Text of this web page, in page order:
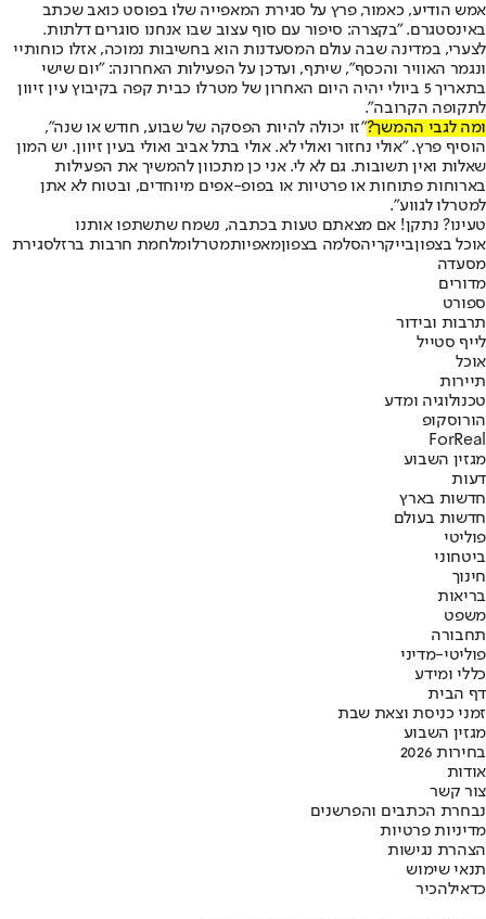
אמש הודיע, כאמור, פרץ על סגירת המאפייה שלו בפוסט כואב שכתב
באינסטגרם. "בקצרה: סיפור עם סוף עצוב שבו אנחנו סוגרים דלתות.
לצערי, במדינה שבה עולם המסעדנות הוא בחשיבות נמוכה, אזלו כוחותיי
ונגמר האוויר והכסף", שיתף, ועדכן על הפעילות האחרונה: "יום שישי
בתאריך 5 ביולי יהיה היום האחרון של מטרלו כבית קפה בקיבוץ עין זיוון
לתקופה הקרובה".
ומה לגבי ההמשך?"זו יכולה להיות הפסקה של שבוע, חודש או שנה",
הוסיף פרץ. "אולי נחזור ואולי לא. אולי בתל אביב ואולי בעין זיוון. יש המון
שאלות ואין תשובות. גם לא לי. אני כן מתכוון להמשיך את הפעילות
בארוחות פתוחות או פרטיות או בפופ-אפים מיוחדים, ובטוח לא אתן
למטרלו לגווע".
טעינו? נתקן! אם מצאתם טעות בכתבה, נשמח שתשתפו אותנו
אוכל בצפוןבייקריהסלמה בצפוןמאפיותמטרלומלחמת חרבות ברזלסגירת
מסעדה
מדורים
ספורט
תרבות ובידור
לייף סטייל
אוכל
תיירות
טכנולוגיה ומדע
הורוסקופ
ForReal
מגזין השבוע
דעות
חדשות בארץ
חדשות בעולם
פוליטי
ביטחוני
חינוך
בריאות
משפט
תחבורה
פוליטי-מדיני
כללי ומידע
דף הבית
זמני כניסת וצאת שבת
מגזין השבוע
בחירות 2026
אודות
צור קשר
נבחרת הכתבים והפרשנים
מדיניות פרטיות
הצהרת נגישות
תנאי שימוש
כדאילהכיר